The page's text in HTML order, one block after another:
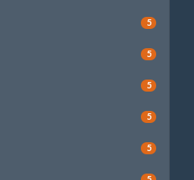
5
5
5
5
5